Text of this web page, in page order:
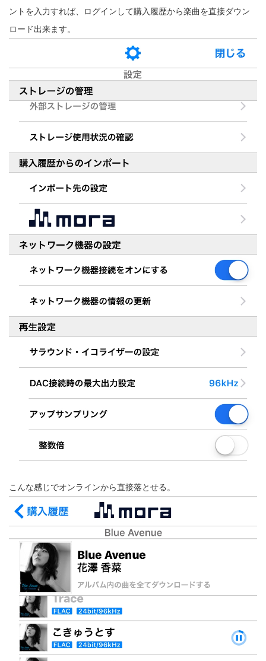
ントを入力すれば、ログインして購入履歴から楽曲を直接ダウン
ロード出来ます。
こんな感じでオンラインから直接落とせる。